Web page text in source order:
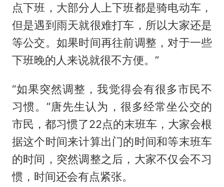
点下班，大部分人上下班都是骑电动车，
但是遇到雨天就很难打车，所以大家还是
等公交。如果时间再往前调整，对于一些
下班晚的人来说就很不方便。”
“如果突然调整，我觉得会有很多市民不
习惯。”唐先生认为，很多经常坐公交的
市民，都习惯了22点的末班车，大家会根
据这个时间来计算出门的时间和等末班车
的时间，突然调整之后，大家不仅会不习
惯，时间还会有点紧张。